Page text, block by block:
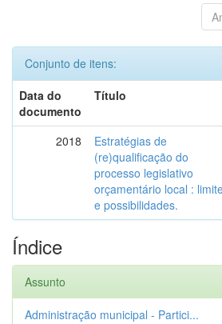
Conjunto de itens:
Data do
documento
Título
2018
Estratégias de
(re)qualificação do
processo legislativo
orçamentário local :
e possibilidades.
Índice
Assunto
Administração municipal - Partici...